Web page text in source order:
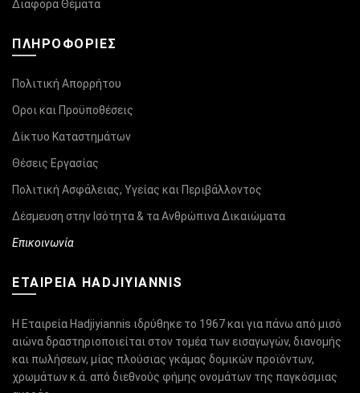
Διάφορα Θέματα
ΠΛΗΡΟΦΟΡΊΕΣ
Πολιτική Απορρήτου
Οροι και Προϋποθέσεις
Δίκτυο Καταστημάτων
Θέσεις Εργασίας
Πολιτική Ασφάλειας, Υγείας και Περιβάλλοντος
Δέσμευση στην Ισότητα & τα Ανθρώπινα Δικαιώματα
Επικοινωνία
ΕΤΑΙΡΕΙΑ HADJIYIANNIS
Η Εταιρεία Hadjiyiannis ιδρύθηκε το 1967 και για πάνω από μισό
αιώνα δραστηριοποιείται στον τομέα των εισαγωγών, διανομής
και πωλήσεων, μίας πλούσιας γκάμας δομικών προϊόντων,
χρωμάτων κ.ά. από διεθνούς φήμης ονομάτων της παγκόσμιας